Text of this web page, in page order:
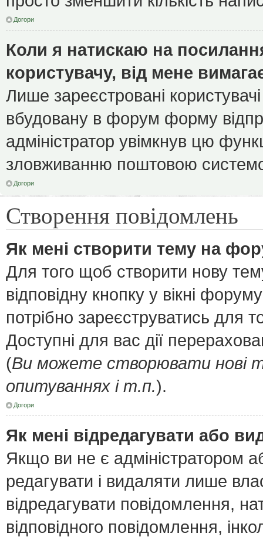
Догори
Коли я натискаю на
користувачу, від мене
Лише зареєстровані
вбудовану в форум форму
адміністратор увімкнув цю
зловживанню поштовою
Догори
Створення повідомлень
Як мені створити тему на
Для того щоб створити нову
відповідну кнопку у вікні
потрібно зареєструватись для
Доступні для вас дії
(Ви можете створювати нові
опитуваннях і т.п.).
Догори
Як мені відредагувати або
Якщо ви не є адміністратором
редагувати і видаляти лише
відредагувати повідомлення,
відповідного повідомлення,